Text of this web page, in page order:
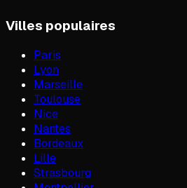
Villes populaires
Paris
Lyon
Marseille
Toulouse
Nice
Nantes
Bordeaux
Lille
Strasbourg